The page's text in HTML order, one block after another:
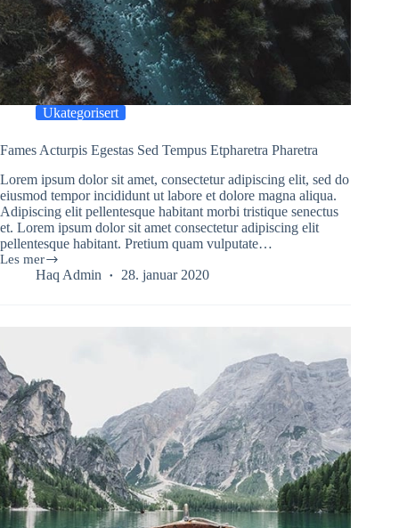
Ukategorisert
Fames Acturpis Egestas Sed Tempus Etpharetra Pharetra
Lorem ipsum dolor sit amet, consectetur adipiscing elit, sed do
eiusmod tempor incididunt ut labore et dolore magna aliqua.
Adipiscing elit pellentesque habitant morbi tristique senectus
et. Lorem ipsum dolor sit amet consectetur adipiscing elit
pellentesque habitant. Pretium quam vulputate…
Les mer
Fames
Acturpis
Pharetra
Haq Admin 28. januar 2020